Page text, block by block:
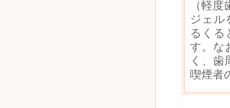
（軽
ジェル
るくる
す。な
く、
喫煙者